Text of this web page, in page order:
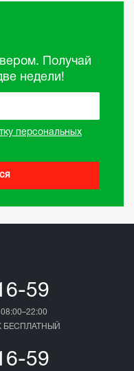
Получай
недели!
персональных
59
БЕСПЛАТНЫЙ
59